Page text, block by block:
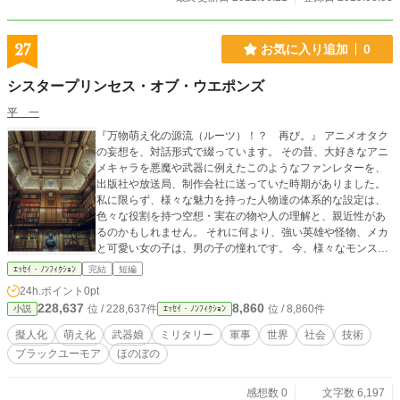
27 お気に入り追加 0
シスタープリンセス・オブ・ウエポンズ
平 一
『万物萌え化の源流（ルーツ）！？ 再び。』 アニメオタク
の妄想を、対話形式で綴っています。 その昔、大好きなアニ
メキャラを悪魔や武器に例えたこのようなファンレターを、
出版社や放送局、制作会社に送っていた時期がありました。
私に限らず、様々な魅力を持った人物達の体系的な設定は、
色々な役割を持つ空想・実在の物や人の理解と、親近性があ
るのかもしれません。 それに何より、強い英雄や怪物、メカ
と可愛い女の子は、男の子の憧れです。 今、様々なモンスタ
ー娘や武器娘が活躍するアニメを見ていると、 感無量です
のは、貴様のようなキモヲタ共か～！とか、 だからって全部
一緒に混ぜるな～！と、恒例の袋叩きに合う中二病オタク
［笑］） 作中で考えた内容は、後の『文明の星』理論（仮
説）にもつながっています。 多彩な夢と希望そして刺激を与
えてくれた、素晴らしいアニメ作品に感謝します。
ｴｯｾｲ・ﾉﾝﾌｨｸｼｮﾝ 完結 短編
24h.ポイント 0pt
小説 228,637 位 / 228,637件 ｴｯｾｲ・ﾉﾝﾌｨｸｼｮﾝ 8,860 位 / 8,860件
擬人化 萌え化 武器娘 ミリタリー 軍事 世界 社会
技術
ブラックユーモア
ほのぼの
感想数 0
文字数 6,197